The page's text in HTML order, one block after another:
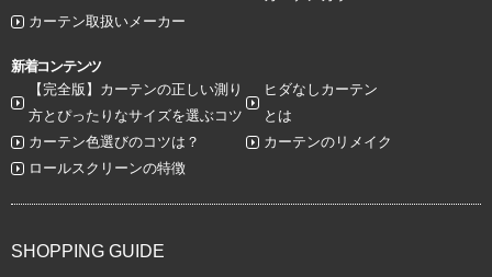
カーテン取扱いメーカー
新着コンテンツ
【完全版】カーテンの正しい測り
方とぴったりなサイズを選ぶコツ
ヒダなしカーテン
とは
カーテン色選びのコツは？
カーテンのリメイク
ロールスクリーンの特徴
SHOPPING GUIDE